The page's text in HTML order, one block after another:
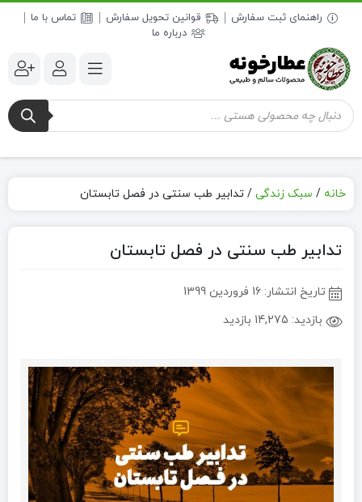
راهنمای ثبت سفارش قوانین تحویل سفارش
تماس با ما
درباره ما
جستجوی
محصولات
خانه / سبک زندگی / تدابیر طب سنتی در فصل تابستان
تدابیر طب سنتی در فصل تابستان
تاریخ انتشار: 16 فروردین 1399
بازدید: 14,275 بازدید